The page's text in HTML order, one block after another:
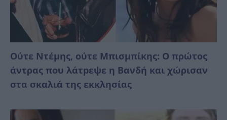
Ούτε Ντέμης, ούτε Μπισμπίκης: Ο πρώτος
άντρας που λάτpεψε η Βανδή και χώρισαν
στα σκαλιά της εκκλησίας